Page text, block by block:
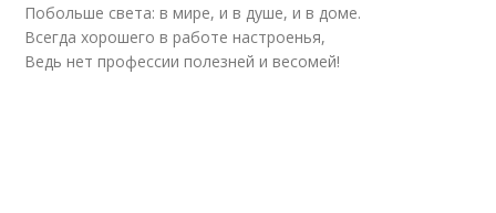
Побольше света: в мире, и в душе, и в доме.
Всегда хорошего в работе настроенья,
Ведь нет профессии полезней и весомей!